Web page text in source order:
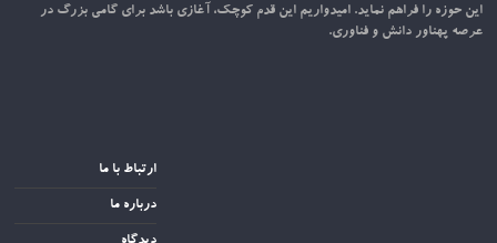
این حوزه را فراهم نماید. امیدواریم این قدم کوچک، آغازی باشد برای گامی بزرگ در
عرصه پهناور دانش و فناوری.
ارتباط با ما
درباره ما